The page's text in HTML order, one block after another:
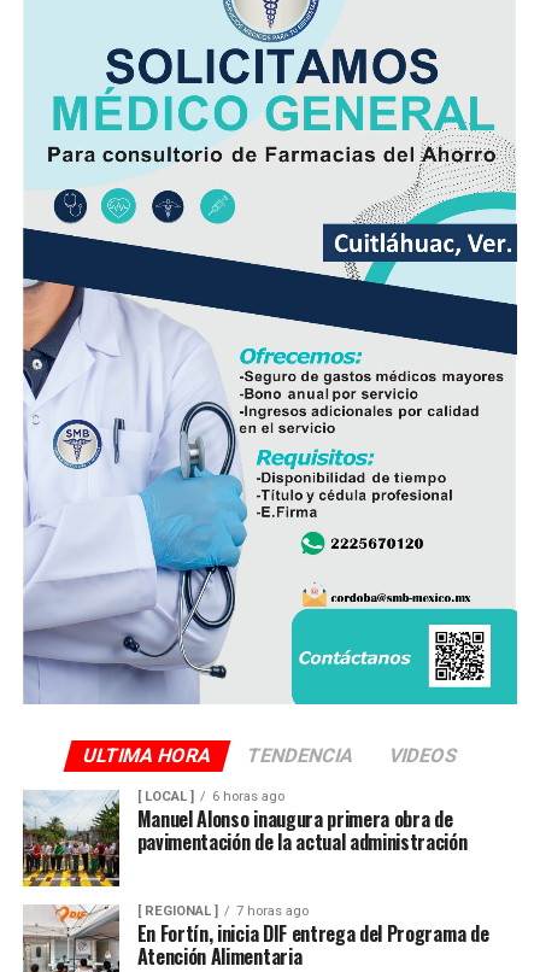
Minutos después, el autobús fue encontrado
abandonado en el cruce de la calle 26 y la avenida 9, en
la colonia San José, donde quedó bajo resguardo de las
autoridades como parte de las investigaciones.
Elementos de la Policía Municipal y Estatal acordonaron
el área del accidente para preservar los indicios, en
tanto personal de Tránsito Municipal realizó las
primeras diligencias para establecer la mecánica del
hecho.
Peritos de la Fiscalía General del Estado y agentes de la
Policía Ministerial llevaron a cabo el procesamiento de
la escena y ordenaron el levantamiento del cuerpo, que
fue trasladado al Servicio Médico Forense (Semefo),
donde permanece en espera de su identificación oficial.
La unidad involucrada fue asegurada y puesta a
disposición de la autoridad ministerial, que integró la
carpeta de investigación correspondiente para localizar
al conductor y determinar su responsabilidad en el
Las maniobras periciales obligaron al cierre parcial de la
circulación en ese sector del centro de la ciudad durante
varios minutos, generando afectaciones al tránsito
vehicular.
ULTIMA HORA TENDENCIA VIDEOS
[ LOCAL ] 6 horas ago
Manuel Alonso inaugura primera obra de
pavimentación de la actual administración
[ REGIONAL ] 7 horas ago
En Fortín, inicia DIF entrega del Programa de
Atención Alimentaria